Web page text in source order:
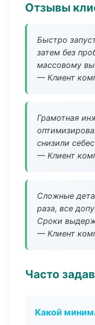
Отзывы
Быстро
затем без
массовому
— Клиент
Грамотная
снизили
— Клиент
Сложные
раза, все
Сроки
— Клиент
Часто
Какой